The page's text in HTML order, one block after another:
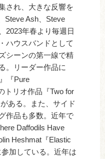
され、大きな反響を
Steve Ash、Steve
2023年春より毎週日
ハウスバンドとして
シーンの第一線で精
。リーダー作品に
『Pure
トリオ作品『Two for
ある。また、サイド
作品も多数。近年で
Daffodils Have
Heshmat『Elastic
加している。近年は